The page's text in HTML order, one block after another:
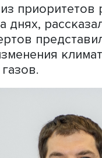
опыт в
НИУ ВШЭ
в
из